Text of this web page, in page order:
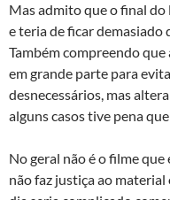
Mas admito que o final
e teria de ficar demasiado
Também compreendo
em grande parte para
desnecessários, mas
alguns casos tive pena
No geral não é o filme
não faz justiça ao